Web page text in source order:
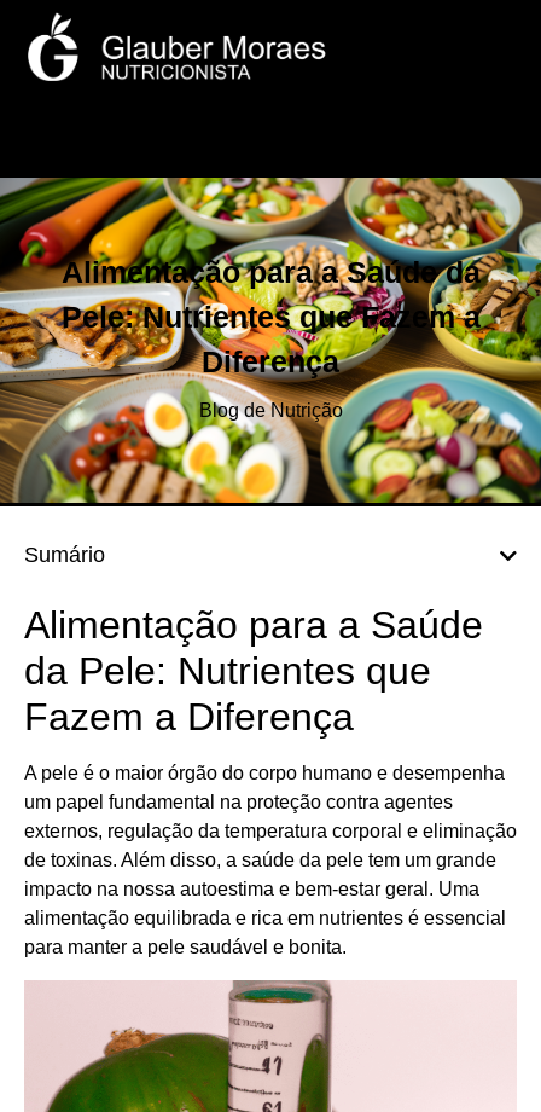
Alimentação para a Saúde da
Pele: Nutrientes que Fazem a
Diferença
Blog de Nutrição
Sumário
Alimentação para a Saúde
da Pele: Nutrientes que
Fazem a Diferença
A pele é o maior órgão do corpo humano e desempenha
um papel fundamental na proteção contra agentes
externos, regulação da temperatura corporal e eliminação
de toxinas. Além disso, a saúde da pele tem um grande
impacto na nossa autoestima e bem-estar geral. Uma
alimentação equilibrada e rica em nutrientes é essencial
para manter a pele saudável e bonita.